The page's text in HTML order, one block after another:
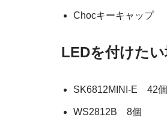
Chocキーキャップ
LEDを付けた
SK6812MINI-E 42個
WS2812B 8個